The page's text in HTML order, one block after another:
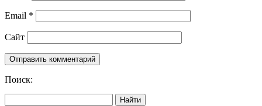
Email *
Сайт
Поиск:
Найти